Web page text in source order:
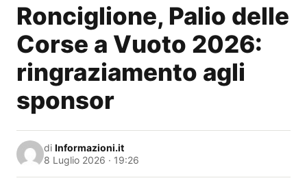
Ronciglione, Palio delle
Corse a Vuoto 2026:
ringraziamento agli
sponsor
di Informazioni.it
8 Luglio 2026 · 19:26